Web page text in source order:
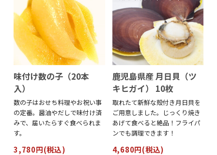
味付け数の子（20本
入）
数の子はおせち料理やお祝い事
の定番。醤油やだしで味付け済
みで、届いたらすぐ食べられま
す。
3,780円(税込)
鹿児島県産 月日貝（ツ
キヒガイ） 10枚
取れたて新鮮な殻付き月日貝を
ご用意しました。じっくり焼き
あげて食べると絶品！フライパ
ンでも調理できます！
4,680円(税込)